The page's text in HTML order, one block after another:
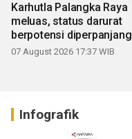
Karhutla Palangka Raya
meluas, status darurat
berpotensi diperpanjang
07 August 2026 17:37 WIB
Infografik